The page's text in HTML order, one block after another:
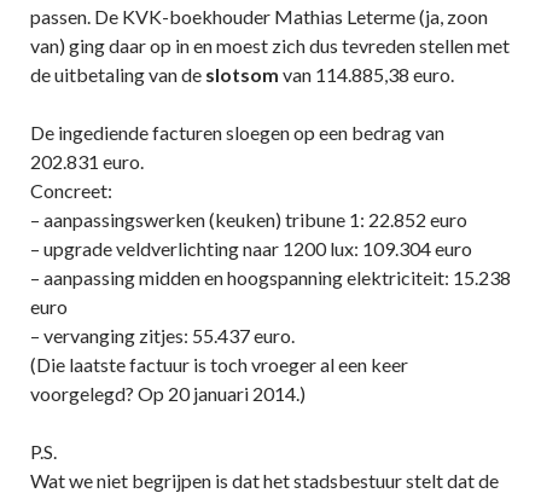
passen. De KVK-boekhouder Mathias Leterme (ja, zoon
van) ging daar op in en moest zich dus tevreden stellen met
de uitbetaling van de slotsom van 114.885,38 euro.
De ingediende facturen sloegen op een bedrag van
202.831 euro.
Concreet:
– aanpassingswerken (keuken) tribune 1: 22.852 euro
– upgrade veldverlichting naar 1200 lux: 109.304 euro
– aanpassing midden en hoogspanning elektriciteit: 15.238
euro
– vervanging zitjes: 55.437 euro.
(Die laatste factuur is toch vroeger al een keer
voorgelegd? Op 20 januari 2014.)
P.S.
Wat we niet begrijpen is dat het stadsbestuur stelt dat de